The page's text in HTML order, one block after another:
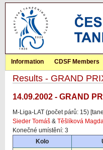
Information CDSF Members
Results - GRAND
14.09.2002 - GRAND
M-Liga-LAT (počet párů: 15)
Sieder Tomáš & Těšlíková
Konečné umístění: 3
Kolo